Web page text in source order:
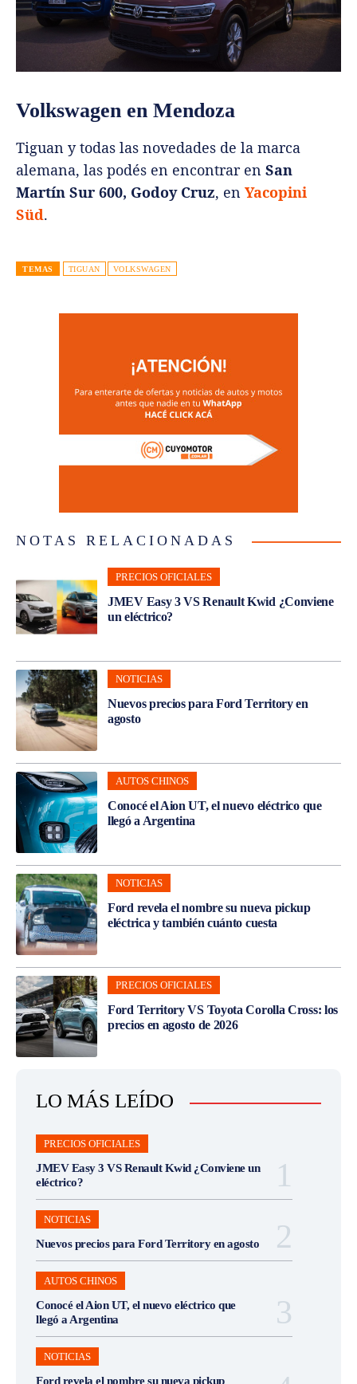
Volkswagen en Mendoza
Tiguan y todas las novedades de la marca
alemana, las podés en encontrar en San
Martín Sur 600, Godoy Cruz, en Yacopini
Süd.
TEMAS TIGUAN VOLKSWAGEN
NOTAS RELACIONADAS
PRECIOS OFICIALES
JMEV Easy 3 VS Renault Kwid ¿Conviene
un eléctrico?
NOTICIAS
Nuevos precios para Ford Territory en
agosto
AUTOS CHINOS
Conocé el Aion UT, el nuevo eléctrico que
llegó a Argentina
NOTICIAS
Ford revela el nombre su nueva pickup
eléctrica y también cuánto cuesta
PRECIOS OFICIALES
Ford Territory VS Toyota Corolla Cross: los
precios en agosto de 2026
LO MÁS LEÍDO
PRECIOS OFICIALES
JMEV Easy 3 VS Renault Kwid ¿Conviene un
eléctrico?
NOTICIAS
Nuevos precios para Ford Territory en agosto
AUTOS CHINOS
Conocé el Aion UT, el nuevo eléctrico que
llegó a Argentina
NOTICIAS
Ford revela el nombre su nueva pickup